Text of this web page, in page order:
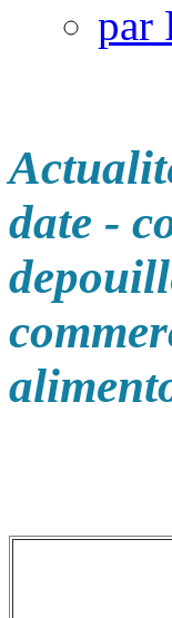
par
date -